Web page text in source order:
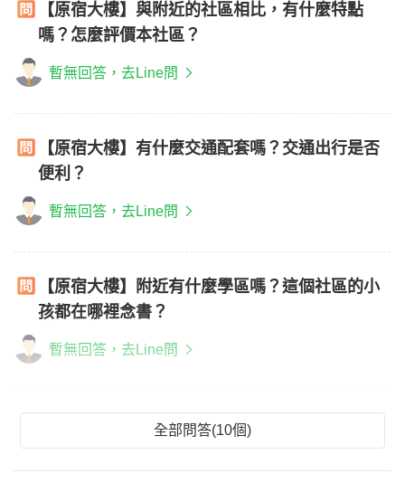
【原宿大樓】與附近的社區相比，有什麼特點
嗎？怎麼評價本社區？
暫無回答，去Line問
【原宿大樓】有什麼交通配套嗎？交通出行是否
便利？
暫無回答，去Line問
【原宿大樓】附近有什麼學區嗎？這個社區的小
孩都在哪裡念書？
暫無回答，去Line問
全部問答(10個)